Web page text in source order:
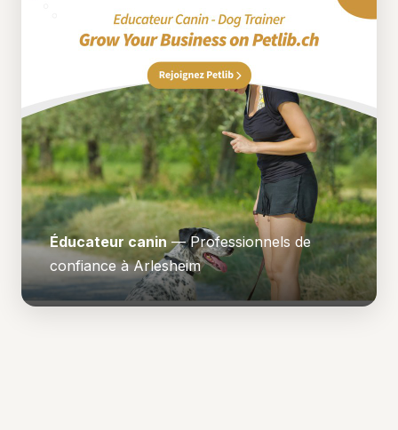
Éducateur canin — Professionnels de
confiance à Arlesheim